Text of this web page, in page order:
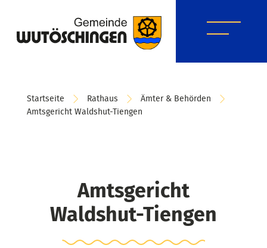
Startseite Rathaus
Ämter & Behörden
Amtsgericht Waldshut-Tiengen
Amtsgericht
Waldshut-Tiengen